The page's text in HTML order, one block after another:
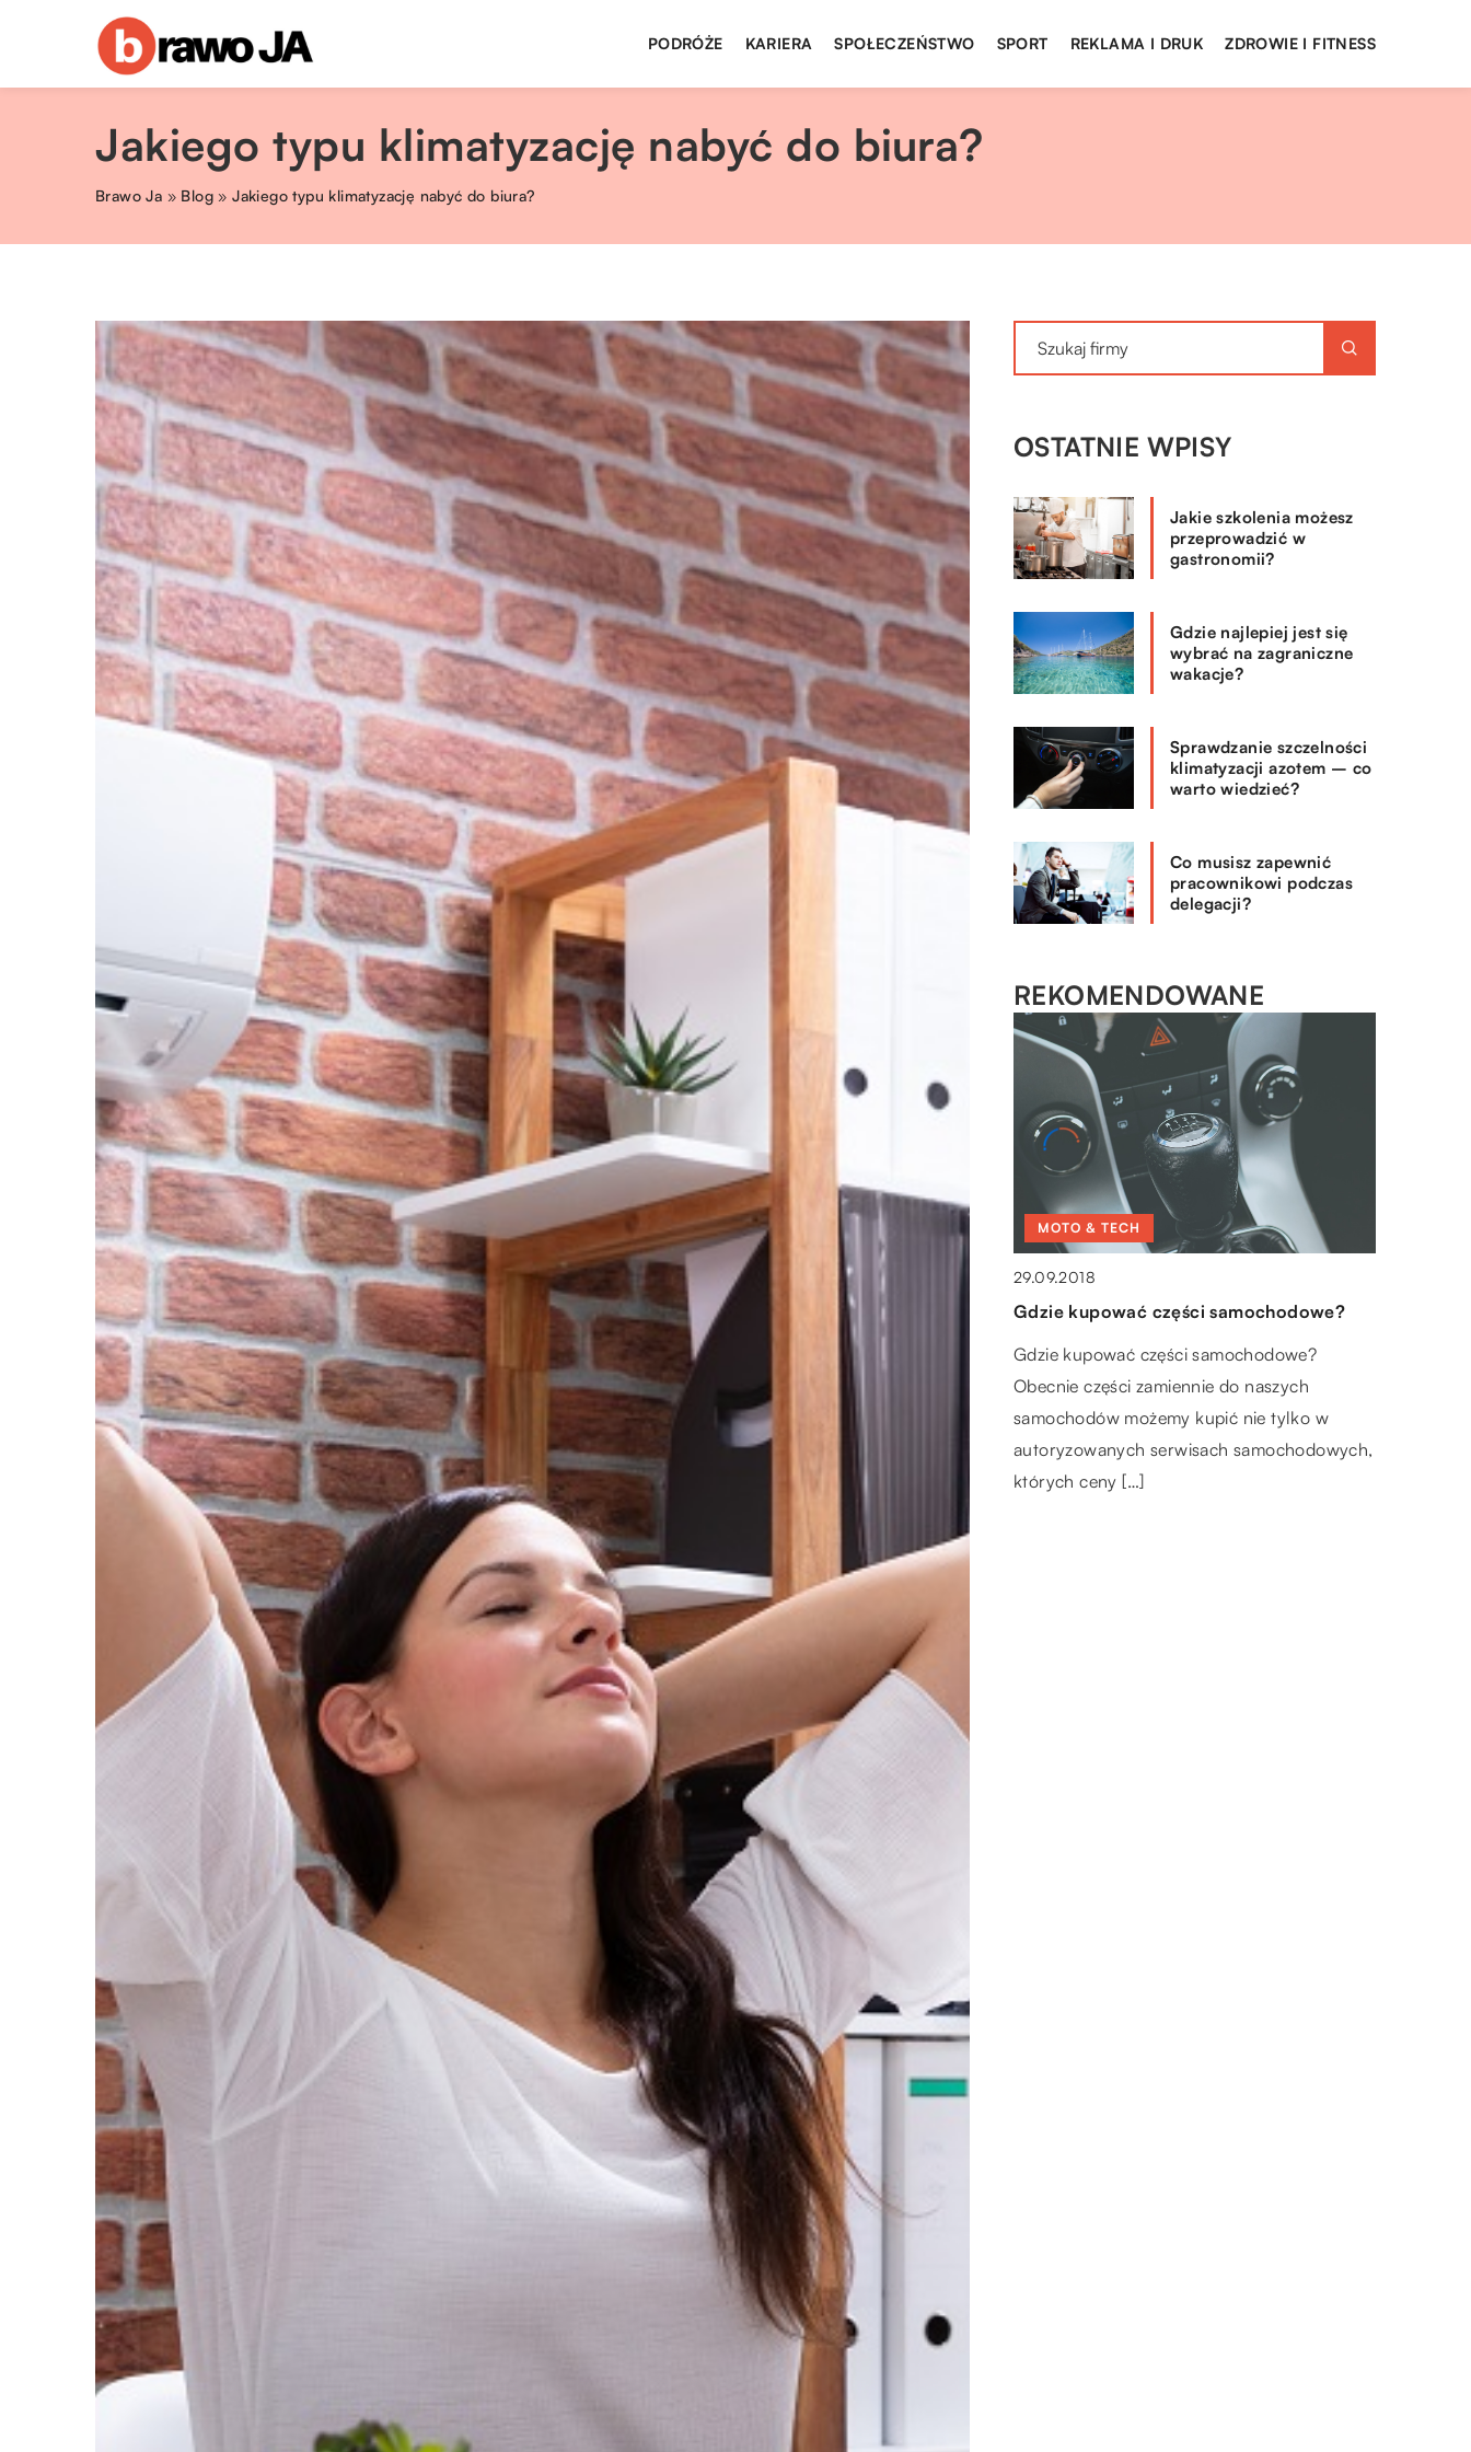
PODRÓŻE KARIERA SPOŁECZEŃSTWO SPORT REKLAMA I DRUK ZDROWIE I FITNESS
Jakiego typu klimatyzację nabyć do biura?
Brawo Ja » Blog »Jakiego typu klimatyzację nabyć do biura?
OSTATNIE WPISY
Jakie szkolenia możesz
przeprowadzić w
gastronomii?
Gdzie najlepiej jest się
wybrać na zagraniczne
wakacje?
Sprawdzanie szczelności
klimatyzacji azotem – co
warto wiedzieć?
Co musisz zapewnić
pracownikowi podczas
delegacji?
REKOMENDOWANE
LAJFSTAJL
28.06.2019
Co posiadają nowoczesne muzea?
Muzeum to miejsce, które większości osób
słusznie kojarzy się z gromadzeniem,
przechowywaniem oraz udostępnianiem
zwiedzającym różnych cennych zbiorów czy
kolekcji […]
MOTO & TECH
29.09.2018
Gdzie kupować części samochodowe?
Gdzie kupować części samochodowe?
Obecnie części zamiennie do naszych
samochodów możemy kupić nie tylko w
autoryzowanych serwisach samochodowych,
których ceny […]
ROZRYWKA I HOBBY
20.08.2019
Pielęgnacja koni wyścigowych
Konie biorące udział w wyścigach, muszą być
zadbane i w jak najlepszej kondycji. W celu
pielęgnacji wykorzystuje się preparaty
nabłyszczające […]